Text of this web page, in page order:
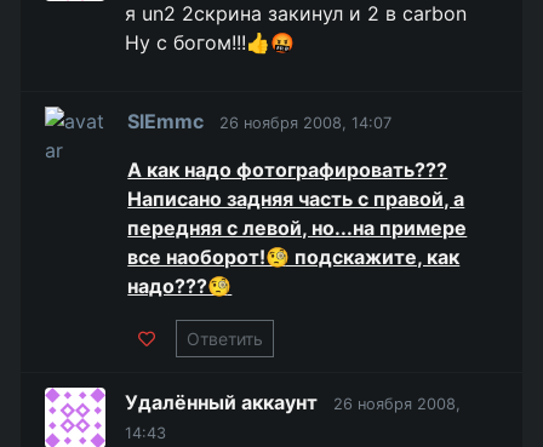
я un2 2скрина закинул и 2 в carbon
Ну с богом!!!👍🤬
SlEmmc 26 ноября 2008, 14:07
А как надо фотографировать???
Написано задняя часть с правой, а
передняя с левой, но...на примере
все наоборот!🧐 подскажите, как
надо???🧐
Ответить
Удалённый аккаунт
26 ноября 2008,
14:43